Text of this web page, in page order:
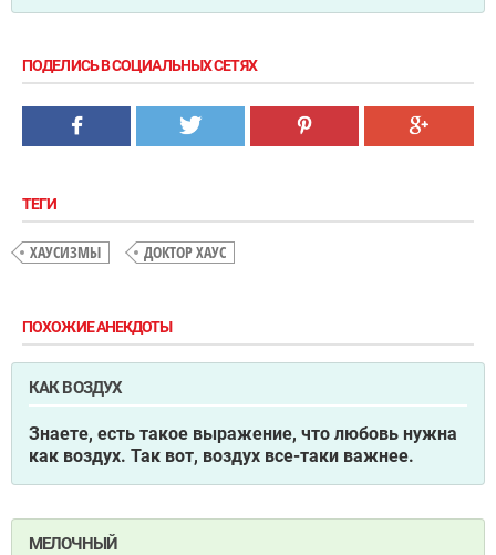
ПОДЕЛИСЬ В СОЦИАЛЬНЫХ СЕТЯХ
ТЕГИ
ХАУСИЗМЫ ДОКТОР ХАУС
ПОХОЖИЕ АНЕКДОТЫ
КАК ВОЗДУХ
Знаете, есть такое выражение, что любовь нужна
как воздух. Так вот, воздух все-таки важнее.
МЕЛОЧНЫЙ